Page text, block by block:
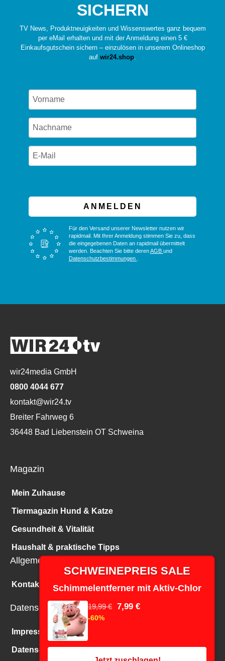
SICHERN
TV News, Produktneuigkeiten und Wissenswertes ganz bequem
per eMail erhalten und mit der Anmeldung einen 5 €
Einkaufsgutschein sichern – einzulösen in unserem Onlineshop
auf wir24.shop
ANMELDEN
Für den Versand unserer Newsletter nutzen wir
rapidmail. Mit Ihrer Anmeldung stimmen Sie zu, dass
die eingegebenen Daten an rapidmail übermittelt
werden. Beachten Sie bitte derenAGB und
Datenschutzbestimmungen
wir24media GmbH
0800 4044 677
kontakt@wir24.tv
Breiter Fahrweg 6
36448 Bad Liebenstein OT Schweina
Magazin
Mein Zuhause
Tiermagazin Hund & Katze
Gesundheit & Vitalität
Haushalt & praktische Tipps
Allgemeines
Kontakt
Datenschutz
Impressum
Datenschutz
SCHWEINEPREIS SALE
Schimmelentferner mit Aktiv-Chlor
19,99 € 7,99 €
-60%